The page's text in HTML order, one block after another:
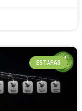
ESTAFAS